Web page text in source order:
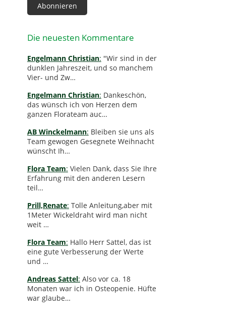
Abonnieren
Die neuesten Kommentare
Engelmann Christian: "Wir sind in der
dunklen Jahreszeit, und so manchem
Vier- und Zw…
Engelmann Christian: Dankeschön,
das wünsch ich von Herzen dem
ganzen Florateam auc…
AB Winckelmann: Bleiben sie uns als
Team gewogen Gesegnete Weihnacht
wünscht Ih…
Flora Team: Vielen Dank, dass Sie Ihre
Erfahrung mit den anderen Lesern
teil…
Prill,Renate: Tolle Anleitung,aber mit
1Meter Wickeldraht wird man nicht
weit …
Flora Team: Hallo Herr Sattel, das ist
eine gute Verbesserung der Werte
und …
Andreas Sattel: Also vor ca. 18
Monaten war ich in Osteopenie. Hüfte
war glaube…